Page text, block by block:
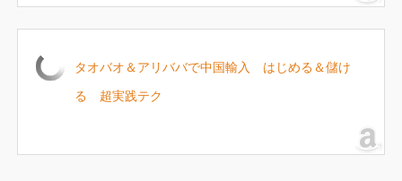
タオバオ＆アリババで中国輸入 はじめる＆儲け
る 超実践テク